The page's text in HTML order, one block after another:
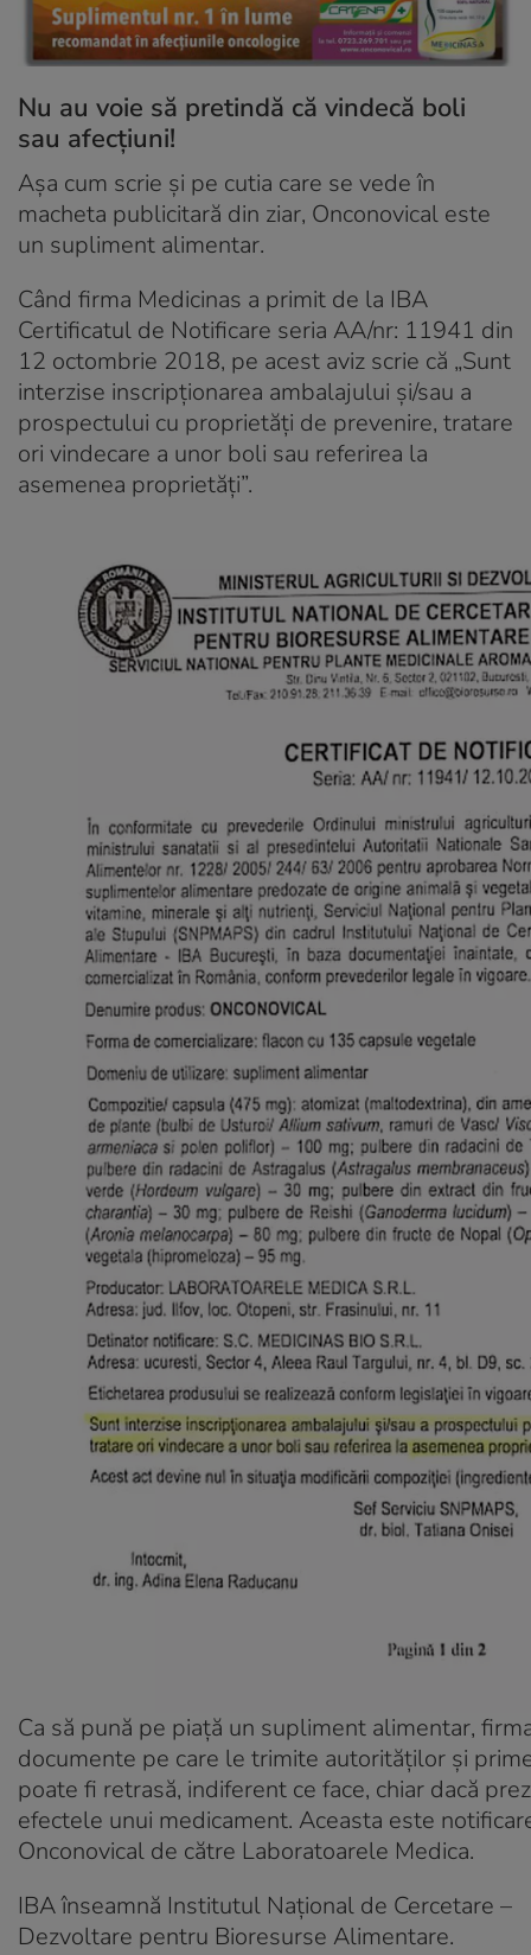
Nu au voie să pretindă că vindecă boli
sau afecțiuni!
Așa cum scrie și pe cutia care se vede în
macheta publicitară din ziar, Onconovical este
un supliment alimentar.
Când firma Medicinas a primit de la IBA
Certificatul de Notificare seria AA/nr: 11941 din
12 octombrie 2018, pe acest aviz scrie că „Sunt
interzise inscripționarea ambalajului și/sau a
prospectului cu proprietăți de prevenire, tratare
ori vindecare a unor boli sau referirea la
asemenea proprietăți”.
Ca să pună pe piață un supliment alimentar,
documente pe care le trimite autorităților și
poate fi retrasă, indiferent ce face, chiar dacă
efectele unui medicament. Aceasta este
Onconovical de către Laboratoarele Medica.
IBA înseamnă Institutul Național de Cercetare –
Dezvoltare pentru Bioresurse Alimentare.